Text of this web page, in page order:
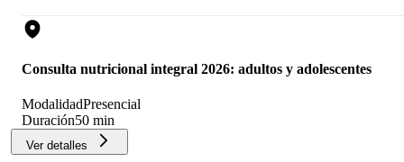
Consulta nutricional integral 2026: adultos y adolescentes
ModalidadPresencial
Duración50 min
Ver detalles